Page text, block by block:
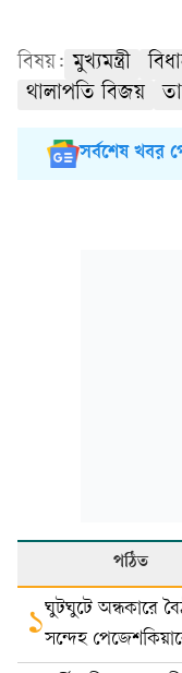
বিষয়: মুখ্যমন্ত্রী
থালাপতি বিজয়
সর্বশেষ খবর
পঠিত
১ঘুটঘুটে অন্ধকারে
সন্দেহ